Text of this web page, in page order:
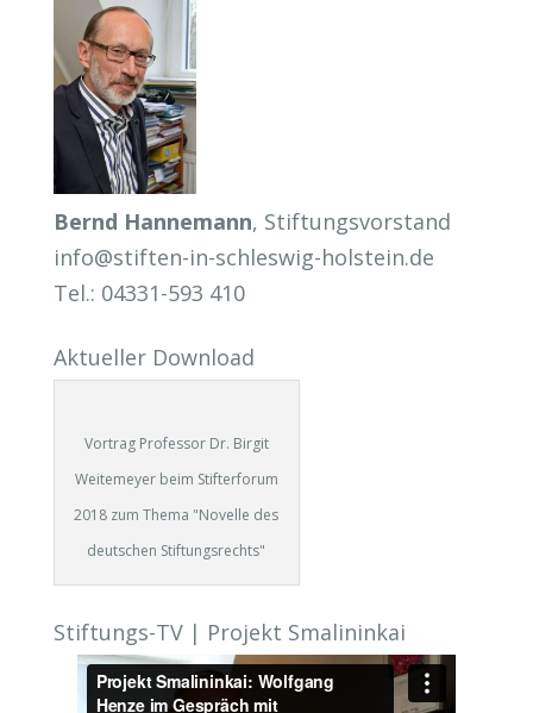
Bernd Hannemann, Stiftungsvorstand
info@stiften-in-schleswig-holstein.de
Tel.: 04331-593 410
Aktueller Download
Vortrag Professor Dr. Birgit
Weitemeyer beim Stifterforum
2018 zum Thema "Novelle des
deutschen Stiftungsrechts"
Stiftungs-TV | Projekt Smalininkai